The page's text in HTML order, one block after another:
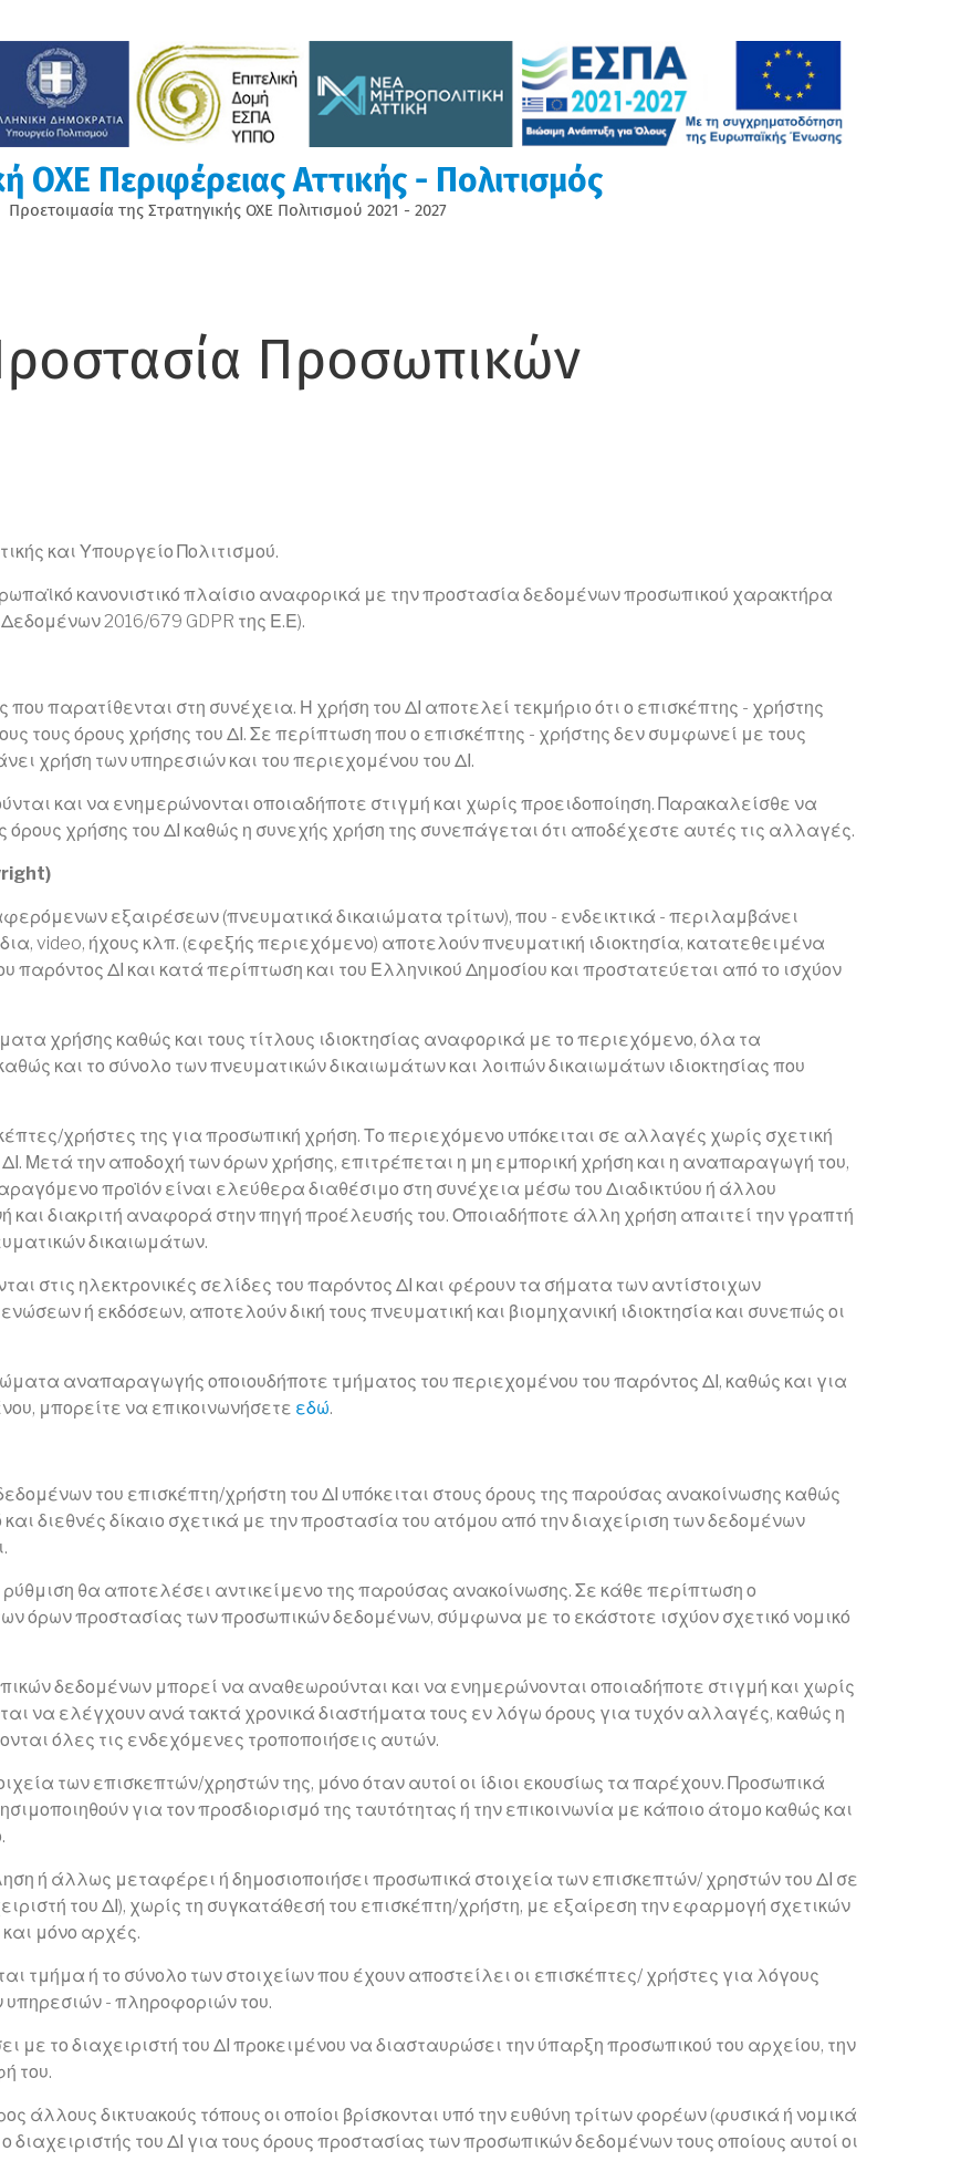
ΟΧΕ Περιφέρειας Αττικής - Πολιτισμός
Προετοιμασία της Στρατηγικής ΟΧΕ Πολιτισμού 2021 - 2027
Προσωπικών
και Υπουργείο Πολιτισμού.
κανονιστικό πλαίσιο αναφορικά με την προστασία δεδομένων προσωπικού χαρακτήρα
2016/679 GDPR της Ε.Ε).
που παρατίθενται στη συνέχεια. Η χρήση του ΔΙ αποτελεί τεκμήριο ότι ο επισκέπτης - χρήστης
τους όρους χρήσης του ΔΙ. Σε περίπτωση που ο επισκέπτης - χρήστης δεν συμφωνεί με τους
χρήση των υπηρεσιών και του περιεχομένου του ΔΙ.
και να ενημερώνονται οποιαδήποτε στιγμή και χωρίς προειδοποίηση. Παρακαλείσθε να
χρήσης του ΔΙ καθώς η συνεχής χρήση της συνεπάγεται ότι αποδέχεστε αυτές τις αλλαγές.
εξαιρέσεων (πνευματικά δικαιώματα τρίτων), που - ενδεικτικά - περιλαμβάνει
video, ήχους κλπ. (εφεξής περιεχόμενο) αποτελούν πνευματική ιδιοκτησία, κατατεθειμένα
παρόντος ΔΙ και κατά περίπτωση και του Ελληνικού Δημοσίου και προστατεύεται από το ισχύον
χρήσης καθώς και τους τίτλους ιδιοκτησίας αναφορικά με το περιεχόμενο, όλα τα
και το σύνολο των πνευματικών δικαιωμάτων και λοιπών δικαιωμάτων ιδιοκτησίας που
χρήστες της για προσωπική χρήση. Το περιεχόμενο υπόκειται σε αλλαγές χωρίς σχετική
ΔΙ. Μετά την αποδοχή των όρων χρήσης, επιτρέπεται η μη εμπορική χρήση και η αναπαραγωγή του,
προϊόν είναι ελεύθερα διαθέσιμο στη συνέχεια μέσω του Διαδικτύου ή άλλου
και διακριτή αναφορά στην πηγή προέλευσής του. Οποιαδήποτε άλλη χρήση απαιτεί την γραπτή
δικαιωμάτων.
στις ηλεκτρονικές σελίδες του παρόντος ΔΙ και φέρουν τα σήματα των αντίστοιχων
ή εκδόσεων, αποτελούν δική τους πνευματική και βιομηχανική ιδιοκτησία και συνεπώς οι
αναπαραγωγής οποιουδήποτε τμήματος του περιεχομένου του παρόντος ΔΙ, καθώς και για
μπορείτε να επικοινωνήσετε εδώ.
του επισκέπτη/χρήστη του ΔΙ υπόκειται στους όρους της παρούσας ανακοίνωσης καθώς
και διεθνές δίκαιο σχετικά με την προστασία του ατόμου από την διαχείριση των δεδομένων
θα αποτελέσει αντικείμενο της παρούσας ανακοίνωσης. Σε κάθε περίπτωση ο
όρων προστασίας των προσωπικών δεδομένων, σύμφωνα με το εκάστοτε ισχύον σχετικό νομικό
δεδομένων μπορεί να αναθεωρούνται και να ενημερώνονται οποιαδήποτε στιγμή και χωρίς
να ελέγχουν ανά τακτά χρονικά διαστήματα τους εν λόγω όρους για τυχόν αλλαγές, καθώς η
όλες τις ενδεχόμενες τροποποιήσεις αυτών.
των επισκεπτών/χρηστών της, μόνο όταν αυτοί οι ίδιοι εκουσίως τα παρέχουν. Προσωπικά
για τον προσδιορισμό της ταυτότητας ή την επικοινωνία με κάποιο άτομο καθώς και
ή άλλως μεταφέρει ή δημοσιοποιήσει προσωπικά στοιχεία των επισκεπτών/ χρηστών του ΔΙ σε
του ΔΙ), χωρίς τη συγκατάθεσή του επισκέπτη/χρήστη, με εξαίρεση την εφαρμογή σχετικών
μόνο αρχές.
τμήμα ή το σύνολο των στοιχείων που έχουν αποστείλει οι επισκέπτες/ χρήστες για λόγους
υπηρεσιών - πληροφοριών του.
με το διαχειριστή του ΔΙ προκειμένου να διασταυρώσει την ύπαρξη προσωπικού του αρχείου, την
του.
άλλους δικτυακούς τόπους οι οποίοι βρίσκονται υπό την ευθύνη τρίτων φορέων (φυσικά ή νομικά
του ΔΙ για τους όρους προστασίας των προσωπικών δεδομένων τους οποίους αυτοί οι